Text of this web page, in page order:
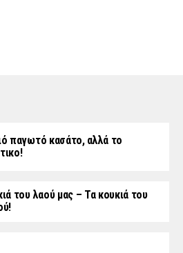
παγωτό κασάτο, αλλά το
του λαού μας – Τα κουκιά του